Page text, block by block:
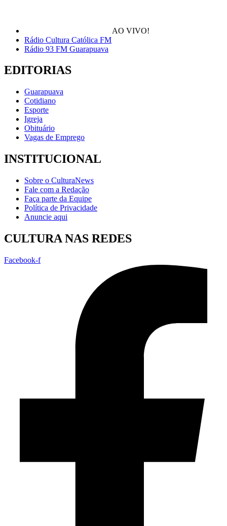
AO VIVO!
Rádio Cultura Católica FM
Rádio 93 FM Guarapuava
EDITORIAS
Guarapuava
Cotidiano
Esporte
Igreja
Obituário
Vagas de Emprego
INSTITUCIONAL
Sobre o CulturaNews
Fale com a Redação
Faça parte da Equipe
Política de Privacidade
Anuncie aqui
CULTURA NAS REDES
Facebook-f